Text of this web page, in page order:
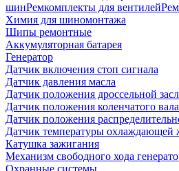
шинРемкомплекты для вентилей
Химия для шиномонтажа
Шипы ремонтные
Аккумуляторная батарея
Генератор
Датчик включения стоп сигнала
Датчик давления масла
Датчик положения дроссельной
Датчик положения коленчатого вала
Датчик положения
Датчик температуры охлаждающей
Катушка зажигания
Механизм свободного хода
Охранные системы